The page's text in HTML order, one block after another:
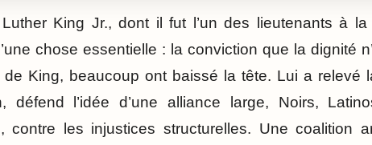
King Jr., dont il fut l’un des lieutenants à
chose essentielle : la conviction que la dignité
de King, beaucoup ont baissé la tête. Lui a relevé
défend l’idée d’une alliance large, Noirs,
contre les injustices structurelles. Une coalition